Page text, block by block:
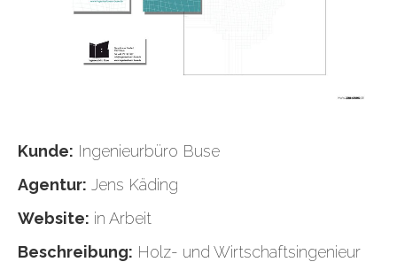
Kunde: Ingenieurbüro Buse
Agentur: Jens Käding
Website: in Arbeit
Beschreibung: Holz- und Wirtschaftsingenieur